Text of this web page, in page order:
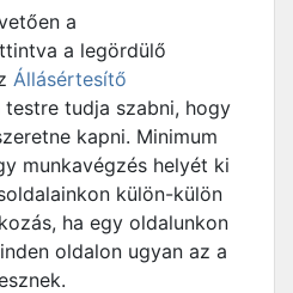
a
a legördülő
Állásértesítő
tudja szabni, hogy
kapni. Minimum
munkavégzés helyét ki
külön-külön
ha egy oldalunkon
oldalon ugyan az a